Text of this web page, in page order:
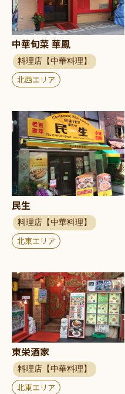
中華旬菜 華鳳
料理店【中華料理】
北西エリア
民生
料理店【中華料理】
北東エリア
東栄酒家
料理店【中華料理】
北東エリア